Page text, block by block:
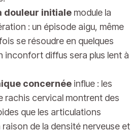
douleur initiale module la
: un épisode aigu, même
se résoudre en quelques
inconfort diffus sera plus lent à
concernée influe : les
rachis cervical montrent des
que les articulations
de la densité nerveuse et